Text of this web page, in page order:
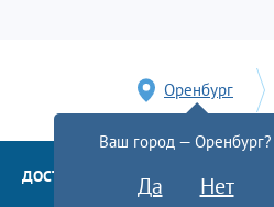
Оренбург
Ваш город — Оренбург?
Да Нет
ДОСТАВКА ДОКУМЕНТЫ